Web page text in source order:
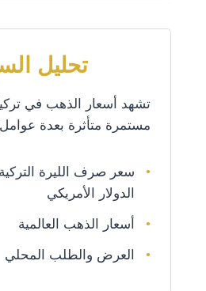
تحليل
تشهد أسعار الذهب في
مستمرة متأثرة بعدة
سعر صرف الليرة
الدولار الأمريكي
أسعار الذهب العالمية
العرض والطلب المحلي